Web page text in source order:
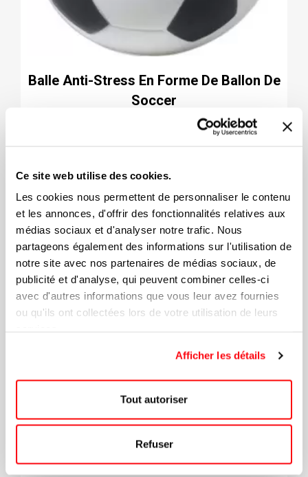
Ce site web utilise des cookies.
Les cookies nous permettent de personnaliser le contenu
et les annonces, d'offrir des fonctionnalités relatives aux
médias sociaux et d'analyser notre trafic. Nous
partageons également des informations sur l'utilisation de
notre site avec nos partenaires de médias sociaux, de
publicité et d'analyse, qui peuvent combiner celles-ci
avec d'autres informations que vous leur avez fournies
ou qu'ils ont collectées lors de votre utilisation de leurs
Afficher les détails
Tout autoriser
Refuser
Balle Anti-Stress En Forme De Ballon De
Soccer